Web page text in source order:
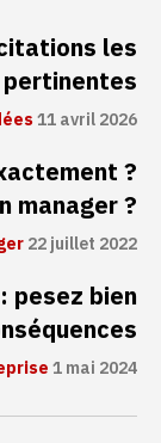
les
11 avril 2026
?
manager ?
22 juillet 2022
pesez bien
1 mai 2024